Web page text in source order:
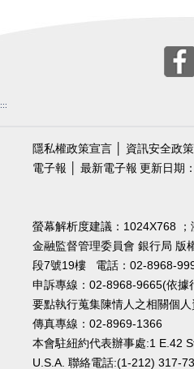
:::
隱私權政策宣言 資訊安全政
電子報
最新電子報 更新日期
螢幕解析度建議：1024X768
金融監督管理委員會 銀行局 版
段7號19樓 電話：02-8968-
申訴專線：02-8968-9665(依據
要點執行蒐集陳情人之相關個人
傳真專線：02-8969-1366
本會駐紐約代表辦事處:1 E.42
U.S.A. 聯絡電話:(1-212) 317-